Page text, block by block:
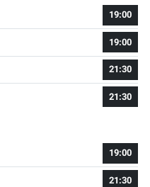
19:00
19:00
21:30
21:30
19:00
21:30